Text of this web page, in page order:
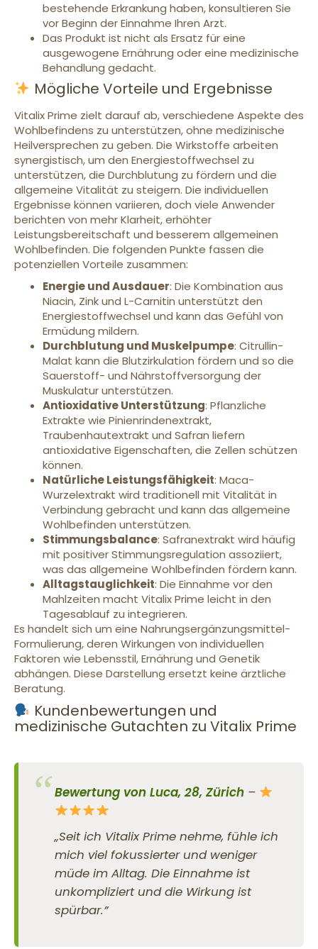
bestehende Erkrankung haben, konsultieren Sie
vor Beginn der Einnahme Ihren Arzt.
Das Produkt ist nicht als Ersatz für eine
ausgewogene Ernährung oder eine medizinische
Behandlung gedacht.
Mögliche Vorteile und Ergebnisse
Vitalix Prime zielt darauf ab, verschiedene Aspekte des
Wohlbefindens zu unterstützen, ohne medizinische
Heilversprechen zu geben. Die Wirkstoffe arbeiten
synergistisch, um den Energiestoffwechsel zu
unterstützen, die Durchblutung zu fördern und die
allgemeine Vitalität zu steigern. Die individuellen
Ergebnisse können variieren, doch viele Anwender
berichten von mehr Klarheit, erhöhter
Leistungsbereitschaft und besserem allgemeinen
Wohlbefinden. Die folgenden Punkte fassen die
potenziellen Vorteile zusammen:
Energie und Ausdauer: Die Kombination aus
Niacin, Zink und L-Carnitin unterstützt den
Energiestoffwechsel und kann das Gefühl von
Ermüdung mildern.
Durchblutung und Muskelpumpe: Citrullin-
Malat kann die Blutzirkulation fördern und so die
Sauerstoff- und Nährstoffversorgung der
Muskulatur unterstützen.
Antioxidative Unterstützung: Pflanzliche
Extrakte wie Pinienrindenextrakt,
Traubenhautextrakt und Safran liefern
antioxidative Eigenschaften, die Zellen schützen
können.
Natürliche Leistungsfähigkeit: Maca-
Wurzelextrakt wird traditionell mit Vitalität in
Verbindung gebracht und kann das allgemeine
Wohlbefinden unterstützen.
Stimmungsbalance: Safranextrakt wird häufig
mit positiver Stimmungsregulation assoziiert,
was das allgemeine Wohlbefinden fördern kann.
Alltagstauglichkeit: Die Einnahme vor den
Mahlzeiten macht Vitalix Prime leicht in den
Tagesablauf zu integrieren.
Es handelt sich um eine Nahrungsergänzungsmittel-
Formulierung, deren Wirkungen von individuellen
Faktoren wie Lebensstil, Ernährung und Genetik
abhängen. Diese Darstellung ersetzt keine ärztliche
Beratung.
Kundenbewertungen und
medizinische Gutachten zu Vitalix Prime
Bewertung von Luca, 28, Zürich –
„Seit ich Vitalix Prime nehme, fühle ich
mich viel fokussierter und weniger
müde im Alltag. Die Einnahme ist
unkompliziert und die Wirkung ist
spürbar.”